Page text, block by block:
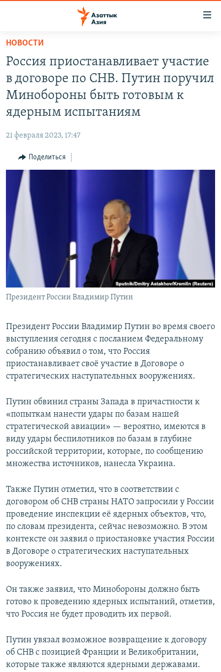
Вернуться
основному
содержанию
Вернутся
главной
Вернутся
поиску
КЫРГЫЗСТАН
ВОЙНА В УКРАИНЕ
КЫРГЫЗЧА
ЎЗБЕКЧА
ТОҶИКӢ
TÜRKMENÇE
ПОДПИШИТЕСЬ НА НАС В СОЦСЕТЯХ
Все сайты РСЕ/РС
НОВОСТИ
Россия приостанавливает участие
в договоре по СНВ. Путин поручил
Минобороны быть готовым к
ядерным испытаниям
21 февраля 2023, 17:47
Поделиться
Президент России Владимир Путин
Президент России Владимир Путин во время своего
выступления сегодня с посланием Федеральному
собранию объявил о том, что Россия
приостанавливает своё участие в Договоре о
стратегических наступательных вооружениях.
Путин обвинил страны Запада в причастности к
«попыткам нанести удары по базам нашей
стратегической авиации» — вероятно, имеются в
виду удары беспилотников по базам в глубине
российской территории, которые, по сообщению
множества источников, нанесла Украина.
Также Путин отметил, что в соответствии с
договором об СНВ страны НАТО запросили у России
проведение инспекции её ядерных объектов, что,
по словам президента, сейчас невозможно. В этом
контексте он заявил о приостановке участия России
в Договоре о стратегических наступательных
вооружениях.
Он также заявил, что Минобороны должно быть
готово к проведению ядерных испытаний, отметив,
что Россия не будет проводить их первой.
Путин увязал возможное возвращение к договору
об СНВ с позицией Франции и Великобритании,
которые также являются ядерными державами.